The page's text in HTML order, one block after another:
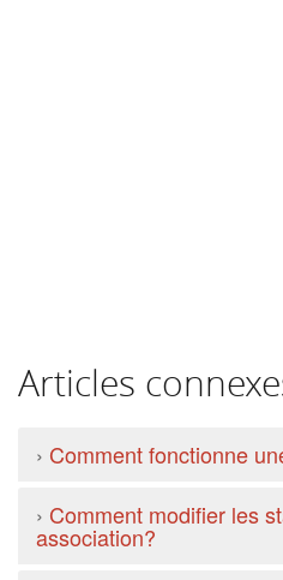
Articles
› Comment fonctionne
› Comment modifier les
association?